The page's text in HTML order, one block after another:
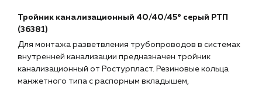
sales@profpotok.ru
г. Краснодар, ул. Российская, 63
Тройник канализационный 40/40/45° серый РТП
(36381)
Для монтажа разветвления трубопроводов в системах
внутренней канализации предназначен тройник
канализационный от Ростурпласт. Резиновые кольца
манжетного типа с распорным вкладышем,